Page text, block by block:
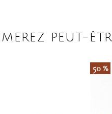
PEUT-
50 %